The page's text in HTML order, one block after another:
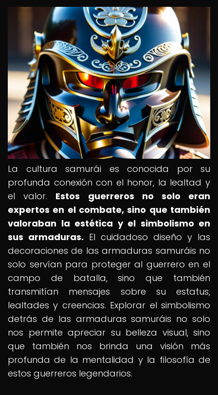
La cultura samurái es conocida por su
profunda conexión con el honor, la lealtad y
el valor. Estos guerreros no solo eran
expertos en el combate, sino que también
valoraban la estética y el simbolismo en
sus armaduras. El cuidadoso diseño y las
decoraciones de las armaduras samuráis no
solo servían para proteger al guerrero en el
campo de batalla, sino que también
transmitían mensajes sobre su estatus,
lealtades y creencias. Explorar el simbolismo
detrás de las armaduras samuráis no solo
nos permite apreciar su belleza visual, sino
que también nos brinda una visión más
profunda de la mentalidad y la filosofía de
estos guerreros legendarios.